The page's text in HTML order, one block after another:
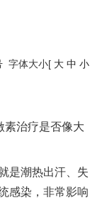
字体大小[ 大 中 小
治疗是否像大
是潮热出汗、失
感染，非常影响